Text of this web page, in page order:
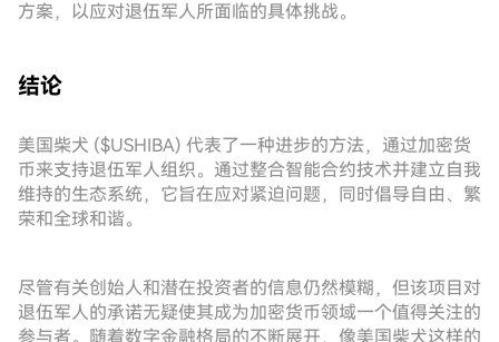
方案，以应对退伍军人所面临的具体挑战。
结论
美国柴犬 ($USHIBA) 代表了一种进步的方法，通过加密货
币来支持退伍军人组织。通过整合智能合约技术并建立自我
维持的生态系统，它旨在应对紧迫问题，同时倡导自由、繁
荣和全球和谐。
尽管有关创始人和潜在投资者的信息仍然模糊，但该项目对
退伍军人的承诺无疑使其成为加密货币领域一个值得关注的
参与者。随着数字金融格局的不断展开，像美国柴犬这样的